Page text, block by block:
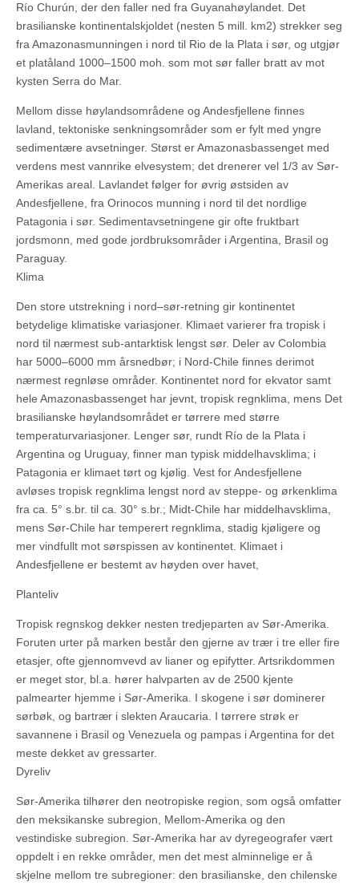
Río Churún, der den faller ned fra Guyanahøylandet. Det
brasilianske kontinentalskjoldet (nesten 5 mill. km2) strekker seg
fra Amazonasmunningen i nord til Rio de la Plata i sør, og utgjør
et platåland 1000–1500 moh. som mot sør faller bratt av mot
kysten Serra do Mar.
Mellom disse høylandsområdene og Andesfjellene finnes
lavland, tektoniske senkningsområder som er fylt med yngre
sedimentære avsetninger. Størst er Amazonasbassenget med
verdens mest vannrike elvesystem; det drenerer vel 1/3 av Sør-
Amerikas areal. Lavlandet følger for øvrig østsiden av
Andesfjellene, fra Orinocos munning i nord til det nordlige
Patagonia i sør. Sedimentavsetningene gir ofte fruktbart
jordsmonn, med gode jordbruksområder i Argentina, Brasil og
Paraguay.
Klima
Den store utstrekning i nord–sør-retning gir kontinentet
betydelige klimatiske variasjoner. Klimaet varierer fra tropisk i
nord til nærmest sub-antarktisk lengst sør. Deler av Colombia
har 5000–6000 mm årsnedbør; i Nord-Chile finnes derimot
nærmest regnløse områder. Kontinentet nord for ekvator samt
hele Amazonasbassenget har jevnt, tropisk regnklima, mens Det
brasilianske høylandsområdet er tørrere med større
temperaturvariasjoner. Lenger sør, rundt Río de la Plata i
Argentina og Uruguay, finner man typisk middelhavsklima; i
Patagonia er klimaet tørt og kjølig. Vest for Andesfjellene
avløses tropisk regnklima lengst nord av steppe- og ørkenklima
fra ca. 5° s.br. til ca. 30° s.br.; Midt-Chile har middelhavsklima,
mens Sør-Chile har temperert regnklima, stadig kjøligere og
mer vindfullt mot sørspissen av kontinentet. Klimaet i
Andesfjellene er bestemt av høyden over havet,
Planteliv
Tropisk regnskog dekker nesten tredjeparten av Sør-Amerika.
Foruten urter på marken består den gjerne av trær i tre eller fire
etasjer, ofte gjennomvevd av lianer og epifytter. Artsrikdommen
er meget stor, bl.a. hører halvparten av de 2500 kjente
palmearter hjemme i Sør-Amerika. I skogene i sør dominerer
sørbøk, og bartrær i slekten Araucaria. I tørrere strøk er
savannene i Brasil og Venezuela og pampas i Argentina for det
meste dekket av gressarter.
Dyreliv
Sør-Amerika tilhører den neotropiske region, som også omfatter
den meksikanske subregion, Mellom-Amerika og den
vestindiske subregion. Sør-Amerika har av dyregeografer vært
oppdelt i en rekke områder, men det mest alminnelige er å
skjelne mellom tre subregioner: den brasilianske, den chilenske